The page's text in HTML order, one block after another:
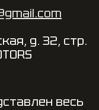
д. 32, стр.
весь